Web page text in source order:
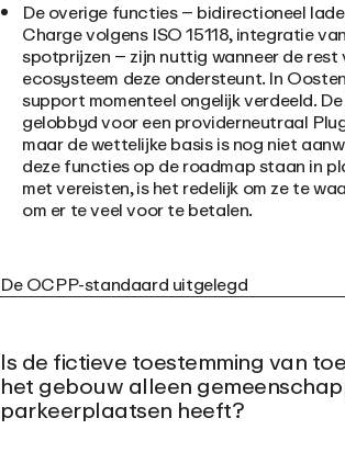
De overige functies– bidirectioneel
Charge volgens ISO 15118, integratie
spotprijzen – zijn nuttig wanneer de rest
ecosysteem deze ondersteunt. In
support momenteel ongelijk verdeeld.
gelobbyd voor een providerneutraal
maar de wettelijke basis is nog niet
deze functies op de roadmap staan in
met vereisten, is het redelijk om ze te
om er te veel voor te betalen.
De OCPP-standaard uitgelegd
Is de fictieve toestemming van
het gebouw alleen
parkeerplaatsen heeft?